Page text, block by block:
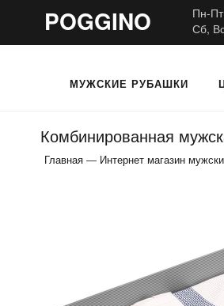
POGGINO
Пн-
Сб,
МУЖСКИЕ РУБАШКИ
Комбинированная
Главная — Интернет магазин